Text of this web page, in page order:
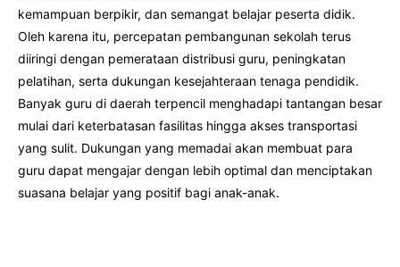
kemampuan berpikir, dan semangat belajar peserta didik.
Oleh karena itu, percepatan pembangunan sekolah terus
diiringi dengan pemerataan distribusi guru, peningkatan
pelatihan, serta dukungan kesejahteraan tenaga pendidik.
Banyak guru di daerah terpencil menghadapi tantangan besar
mulai dari keterbatasan fasilitas hingga akses transportasi
yang sulit. Dukungan yang memadai akan membuat para
guru dapat mengajar dengan lebih optimal dan menciptakan
suasana belajar yang positif bagi anak-anak.